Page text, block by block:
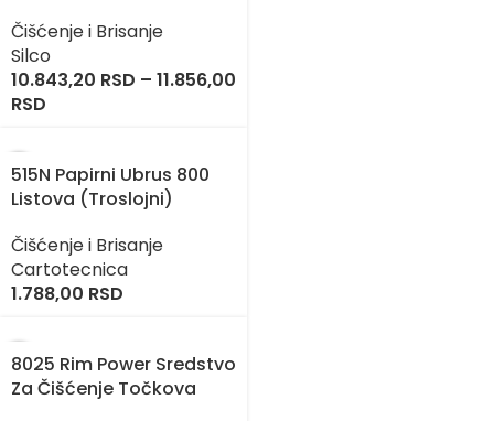
Čišćenje i Brisanje
Silco
10.843,20 RSD – 11.856,00
RSD
515N Papirni Ubrus 800
Listova (Troslojni)
Čišćenje i Brisanje
Cartotecnica
1.788,00 RSD
8025 Rim Power Sredstvo
Za Čišćenje Točkova